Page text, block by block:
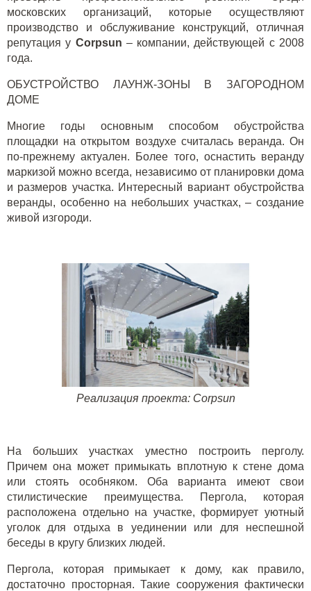
московских организаций, которые осуществляют
производство и обслуживание конструкций, отличная
репутация у Corpsun – компании, действующей с 2008
года.
ОБУСТРОЙСТВО ЛАУНЖ-ЗОНЫ В ЗАГОРОДНОМ
ДОМЕ
Многие годы основным способом обустройства
площадки на открытом воздухе считалась веранда. Он
по-прежнему актуален. Более того, оснастить веранду
маркизой можно всегда, независимо от планировки дома
и размеров участка. Интересный вариант обустройства
веранды, особенно на небольших участках, – создание
живой изгороди.
Реализация проекта: Corpsun
На больших участках уместно построить перголу.
Причем она может примыкать вплотную к стене дома
или стоять особняком. Оба варианта имеют свои
стилистические преимущества. Пергола, которая
расположена отдельно на участке, формирует уютный
уголок для отдыха в уединении или для неспешной
беседы в кругу близких людей.
Пергола, которая примыкает к дому, как правило,
достаточно просторная. Такие сооружения фактически